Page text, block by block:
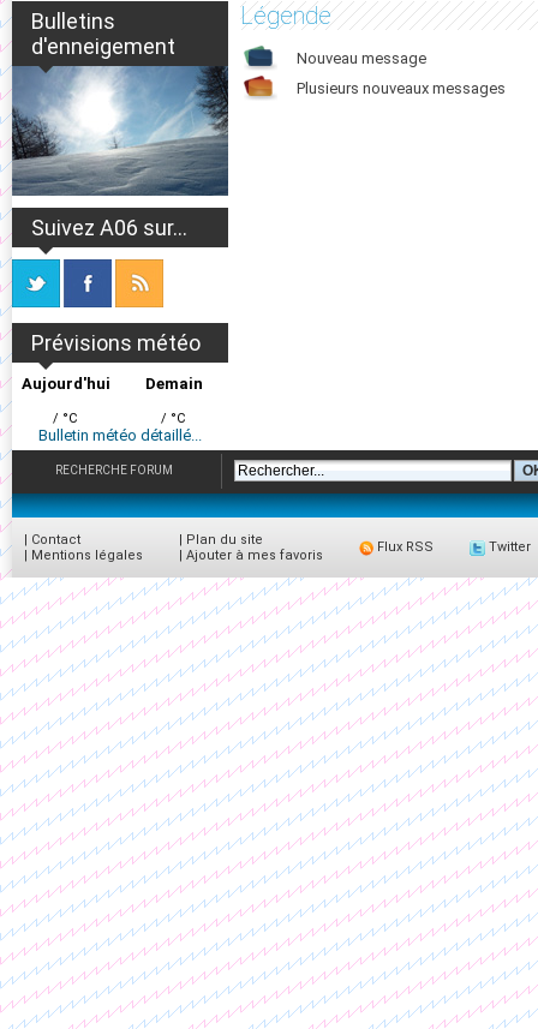
Bulletins
d'enneigement
Suivez A06 sur...
Prévisions météo
Aujourd'hui
/ °C
Demain
/ °C
Bulletin météo détaillé...
Légende
Nouveau message
Plusieurs nouveaux messages
RECHERCHE FORUM
| Contact
| Mentions légales
| Plan du site
| Ajouter à mes favoris
Flux RSS Twitter